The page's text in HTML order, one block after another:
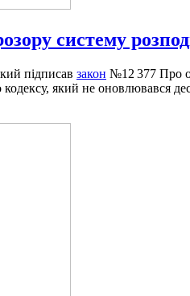
систему
підписав закон №12 377 Про
який не оновлювався